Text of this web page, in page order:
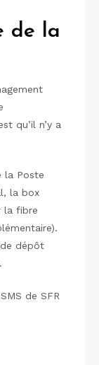
de la
qu’il n’y a
la Poste
la box
la fibre
de dépôt
de SFR